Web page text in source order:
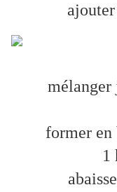
mélanger
former
1